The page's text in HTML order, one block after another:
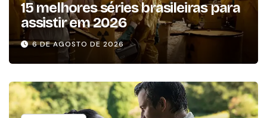
15 melhores séries brasileiras para
assistir em 2026
6 DE AGOSTO DE 2026